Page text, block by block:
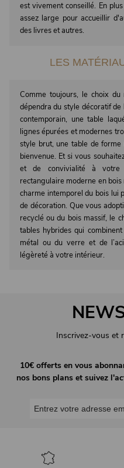
est vivement conseillé. En
assez large pour accueillir
des livres et autres.
LES
Comme toujours, le choix
dépendra du style décoratif
contemporain, une table
lignes épurées et modernes
style brut, une table de
bienvenue. Et si vous
et de convivialité à
rectangulaire moderne en
charme intemporel du bois lui
de décoration. Que vous
recyclé ou du bois massif, le
tables hybrides qui
métal ou du verre et de
légèreté à votre intérieur.
Inscrivez-vous et
10€ offerts en vous
nos bons plans et suivez